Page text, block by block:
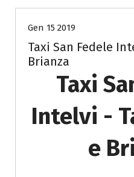
Gen 15 2019
Taxi San Fedele
Brianza
Taxi
Intelvi -
e